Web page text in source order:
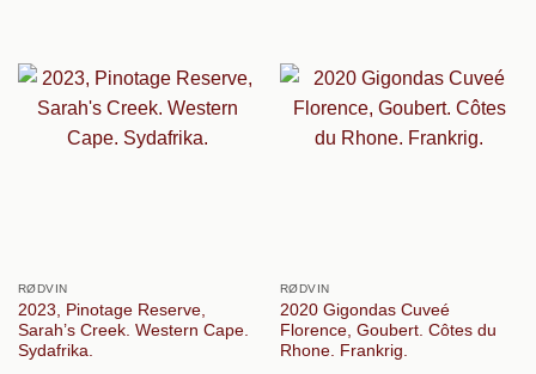
RØDVIN
2023, Pinotage Reserve,
Sarah’s Creek. Western Cape.
Sydafrika.
RØDVIN
2020 Gigondas Cuveé
Florence, Goubert. Côtes du
Rhone. Frankrig.